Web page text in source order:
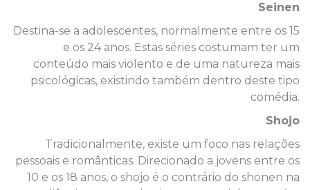
Seinen
Destina-se a adolescentes, normalmente entre os 15
e os 24 anos. Estas séries costumam ter um
conteúdo mais violento e de uma natureza mais
psicológicas, existindo também dentro deste tipo
comédia.
Shojo
Tradicionalmente, existe um foco nas relações
pessoais e românticas. Direcionado a jovens entre os
10 e os 18 anos, o shojo é o contrário do shonen na